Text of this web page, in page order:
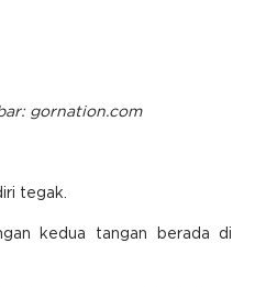
gornation.com
tegak.
kedua tangan berada di